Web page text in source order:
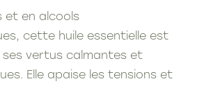
et en alcools
cette huile essentielle est
ses vertus calmantes et
Elle apaise les tensions et